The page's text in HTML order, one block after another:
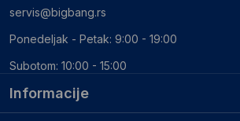
Informacije
servis@bigbang.rs
Ponedeljak - Petak: 9:00 - 19:00
Subotom: 10:00 - 15:00